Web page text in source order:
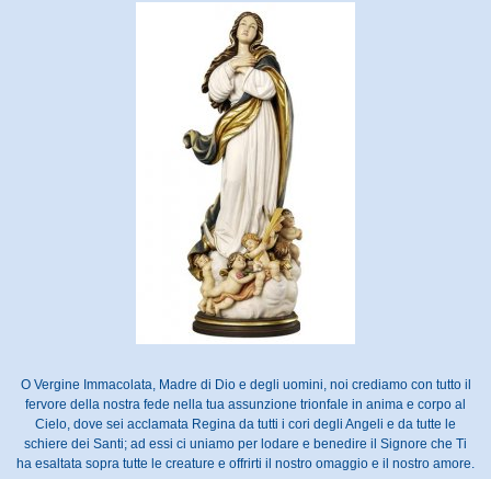
O Vergine Immacolata, Madre di Dio e degli uomini, noi crediamo con tutto il
fervore della nostra fede nella tua assunzione trionfale in anima e corpo al
Cielo, dove sei acclamata Regina da tutti i cori degli Angeli e da tutte le
schiere dei Santi; ad essi ci uniamo per lodare e benedire il Signore che Ti
ha esaltata sopra tutte le creature e offrirti il nostro omaggio e il nostro amore.